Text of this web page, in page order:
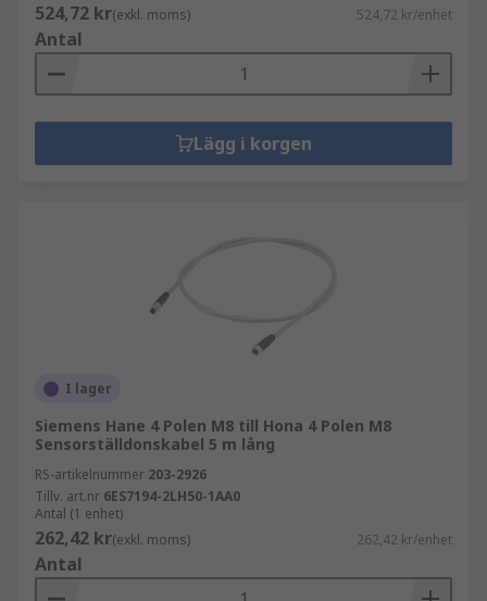
524,72 kr(exkl. moms) 524,72 kr/enhet
Antal
Lägg i korgen
I lager
Siemens Hane 4 Polen M8 till Hona 4 Polen M8
Sensorställdonskabel 5 m lång
RS-artikelnummer 203-2926
Tillv. art.nr 6ES7194-2LH50-1AA0
Antal (1 enhet)
262,42 kr(exkl. moms) 262,42 kr/enhet
Antal